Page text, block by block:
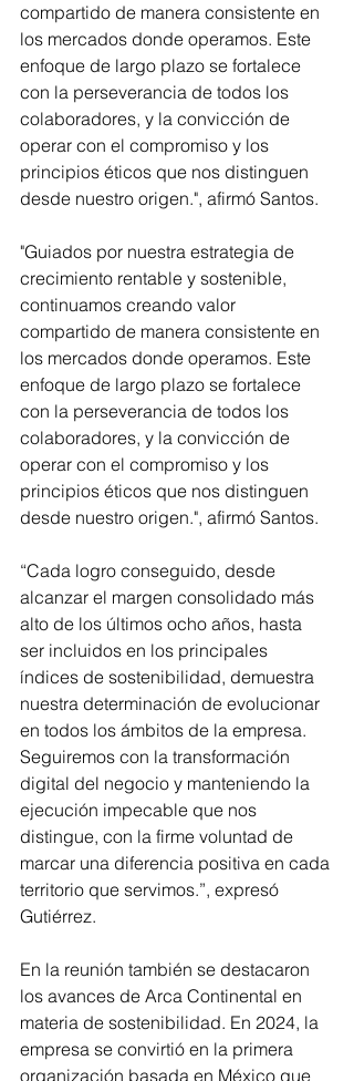
compartido de manera consistente en
los mercados donde operamos. Este
enfoque de largo plazo se fortalece
con la perseverancia de todos los
colaboradores, y la convicción de
operar con el compromiso y los
principios éticos que nos distinguen
desde nuestro origen.", afirmó Santos.
"Guiados por nuestra estrategia de
crecimiento rentable y sostenible,
continuamos creando valor
compartido de manera consistente en
los mercados donde operamos. Este
enfoque de largo plazo se fortalece
con la perseverancia de todos los
colaboradores, y la convicción de
operar con el compromiso y los
principios éticos que nos distinguen
desde nuestro origen.", afirmó Santos.
“Cada logro conseguido, desde
alcanzar el margen consolidado más
alto de los últimos ocho años, hasta
ser incluidos en los principales
índices de sostenibilidad, demuestra
nuestra determinación de evolucionar
en todos los ámbitos de la empresa.
Seguiremos con la transformación
digital del negocio y manteniendo la
ejecución impecable que nos
distingue, con la firme voluntad de
marcar una diferencia positiva en cada
territorio que servimos.”, expresó
Gutiérrez.
En la reunión también se destacaron
los avances de Arca Continental en
materia de sostenibilidad. En 2024, la
empresa se convirtió en la primera
organización basada en México que